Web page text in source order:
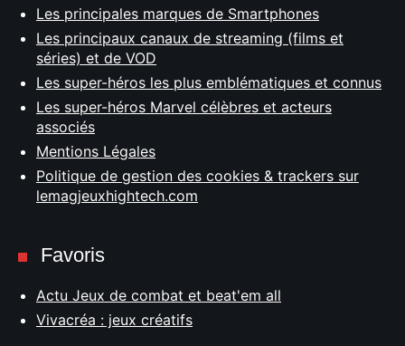
Les principales marques de Smartphones
Les principaux canaux de streaming (films et
séries) et de VOD
Les super-héros les plus emblématiques et connus
Les super-héros Marvel célèbres et acteurs
associés
Mentions Légales
Politique de gestion des cookies & trackers sur
lemagjeuxhightech.com
Favoris
Actu Jeux de combat et beat'em all
Vivacréa : jeux créatifs